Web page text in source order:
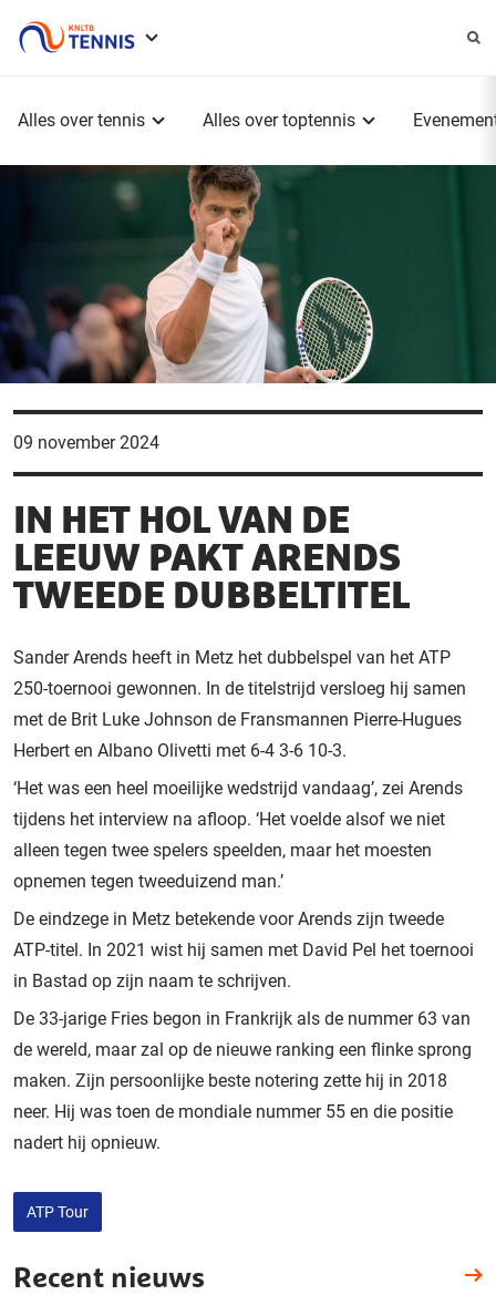
Alles over tennis Alles over toptennis
09 november 2024
IN HET HOL VAN DE
LEEUW PAKT ARENDS
TWEEDE DUBBELTITEL
Sander Arends heeft in Metz het dubbelspel van het ATP
250-toernooi gewonnen. In de titelstrijd versloeg hij samen
met de Brit Luke Johnson de Fransmannen Pierre-Hugues
Herbert en Albano Olivetti met 6-4 3-6 10-3.
‘Het was een heel moeilijke wedstrijd vandaag’, zei Arends
tijdens het interview na afloop. ‘Het voelde alsof we niet
alleen tegen twee spelers speelden, maar het moesten
opnemen tegen tweeduizend man.’
De eindzege in Metz betekende voor Arends zijn tweede
ATP-titel. In 2021 wist hij samen met David Pel het toernooi
in Bastad op zijn naam te schrijven.
De 33-jarige Fries begon in Frankrijk als de nummer 63 van
de wereld, maar zal op de nieuwe ranking een flinke sprong
maken. Zijn persoonlijke beste notering zette hij in 2018
neer. Hij was toen de mondiale nummer 55 en die positie
nadert hij opnieuw.
ATP Tour
Recent nieuws